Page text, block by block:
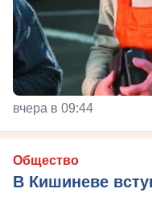
вчера в 09:44
Общество
В Кишиневе